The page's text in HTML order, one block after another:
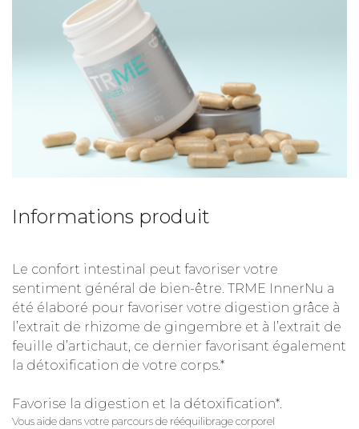
Informations produit
Le confort intestinal peut favoriser votre
sentiment général de bien-être. TRME InnerNu a
été élaboré pour favoriser votre digestion grâce à
l’extrait de rhizome de gingembre et à l’extrait de
feuille d’artichaut, ce dernier favorisant également
la détoxification de votre corps.*
Favorise la digestion et la détoxification*.
Vous aide dans votre parcours de rééquilibrage corporel